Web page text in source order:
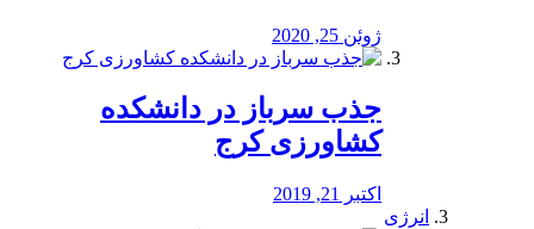
ژوئن 25, 2020
جذب سرباز در دانشکده
کشاورزی کرج
اکتبر 21, 2019
انرژی